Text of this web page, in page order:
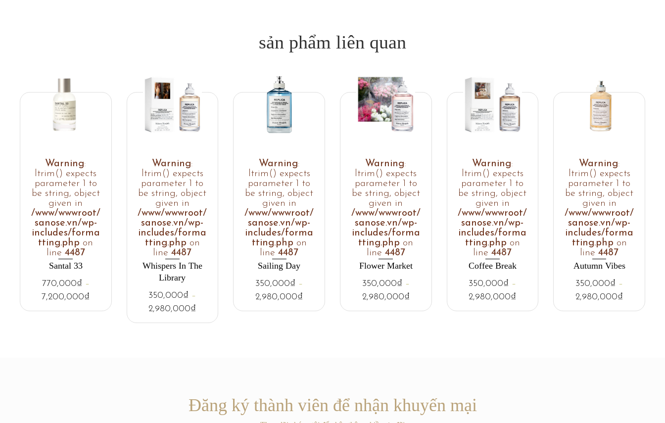
sản phẩm liên quan
Warning:
ltrim() expects
parameter 1 to
be string, object
given in
/www/wwwroot/
sanose.vn/wp-
includes/forma
tting.php on
line 4487
Santal 33
770,000₫ –
7,200,000₫
Warning:
ltrim() expects
parameter 1 to
be string, object
given in
/www/wwwroot/
sanose.vn/wp-
includes/forma
tting.php on
line4487
Whispers In The
Library
350,000₫ –
2,980,000₫
Warning:
ltrim() expects
parameter 1 to
be string, object
given in
/www/wwwroot/
sanose.vn/wp-
includes/forma
tting.php on
line4487
Sailing Day
350,000₫ –
2,980,000₫
Warning:
ltrim() expects
parameter 1 to
be string, object
given in
/www/wwwroot/
sanose.vn/wp-
includes/forma
tting.php on
line 4487
Flower Market
350,000₫ –
2,980,000₫
Warning:
ltrim() expects
parameter 1 to
be string, object
given in
/www/wwwroot/
sanose.vn/wp-
includes/forma
tting.php on
line4487
Coffee Break
350,000₫ –
2,980,000₫
Warning:
ltrim() expects
parameter 1 to
be string, object
given in
/www/wwwroot/
sanose.vn/wp-
includes/forma
tting.php on
line4487
Autumn Vibes
350,000₫ –
2,980,000₫
Đăng ký thành viên để nhận khuyến mại